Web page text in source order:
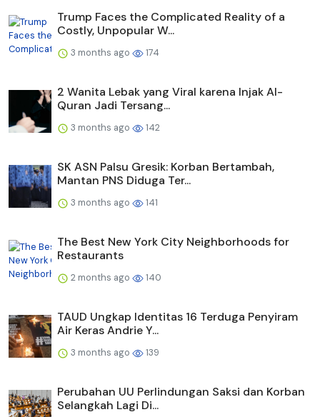
Trump Faces the Complicated Reality of a
Costly, Unpopular W...
3 months ago 174
2 Wanita Lebak yang Viral karena Injak Al-
Quran Jadi Tersang...
3 months ago 142
SK ASN Palsu Gresik: Korban Bertambah,
Mantan PNS Diduga Ter...
3 months ago 141
The Best New York City Neighborhoods for
Restaurants
2 months ago 140
TAUD Ungkap Identitas 16 Terduga Penyiram
Air Keras Andrie Y...
3 months ago 139
Perubahan UU Perlindungan Saksi dan Korban
Selangkah Lagi Di...